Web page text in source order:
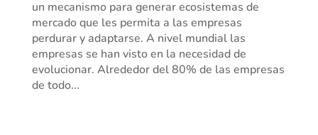
un mecanismo para generar ecosistemas de
mercado que les permita a las empresas
perdurar y adaptarse. A nivel mundial las
empresas se han visto en la necesidad de
evolucionar. Alrededor del 80% de las empresas
de todo...